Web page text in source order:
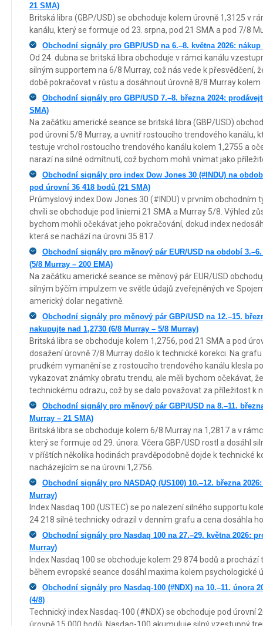
21 SMA)
Britská libra (GBP/USD) se obchoduje kolem úrovně 1,3125 v
kanálu, který se formuje od 23. srpna, pod 21 SMA a pod 7/8
Obchodní signály pro GBP/USD na 6.–8. května 2026: nákup
Od 24. dubna se britská libra obchoduje v rámci kanálu
silným supportem na 6/8 Murray, což nás vede k přesvědčení,
době pokračovat v růstu a dosáhnout úrovně 8/8 Murray kolem
Obchodní signály pro GBP/USD 7.–8. března 2024:
SMA)
Na začátku americké seance se britská libra (GBP/USD)
pod úrovní 5/8 Murray, a uvnitř rostoucího trendového kanálu,
testuje vrchol rostoucího trendového kanálu kolem 1,2755 a
narazí na silné odmítnutí, což bychom mohli vnímat jako
Obchodní signály pro index Dow Jones 30 (#INDU) na
pod úrovní 36 418 bodů (21 SMA)
Průmyslový index Dow Jones 30 (#INDU) v prvním obchodním
chvíli se obchoduje pod liniemi 21 SMA a Murray 5/8. Výhled
bychom mohli očekávat jeho pokračování, dokud index
která se nachází na úrovni 35 817.
Obchodní signály pro měnový pár EUR/USD na období
(5/8 Murray – 200 EMA)
Na začátku americké seance se měnový pár EUR/USD
silným býčím impulzem ve světle údajů zveřejněných ve
americký dolar negativně.
Obchodní signály pro měnový pár GBP/USD na 12.–15.
nakupujte nad 1,2730 (6/8 Murray – 5/8 Murray)
Britská libra se obchoduje kolem 1,2756, pod 21 SMA a pod
dosažení úrovně 7/8 Murray došlo k technické korekci. Na
prudkém vymanění se z rostoucího trendového kanálu klesla
vykazovat známky obratu trendu, ale měli bychom očekávat,
technickému odrazu, což by se dalo považovat za příležitost k
Obchodní signály pro měnový pár GBP/USD na 8.–11.
Murray – 21 SMA)
Britská libra se obchoduje kolem 6/8 Murray na 1,2817 a v
který se formuje od 29. února. Včera GBP/USD rostl a dosáhl
v příštích několika hodinách pravděpodobně dojde k technické
nacházejícím se na úrovni 1,2756.
Obchodní signály pro NASDAQ (US100) 10.–12. března
Murray)
Index Nasdaq 100 (USTEC) se po nalezení silného supportu
24 218 silně technicky odrazil v denním grafu a cena dosáhla
Obchodní signály pro Nasdaq 100 na 27.–29. května 2026:
Murray)
Index Nasdaq 100 se obchoduje kolem 29 874 bodů a
během evropské seance dosáhl maxima kolem psychologické
Obchodní signály pro Nasdaq-100 (#NDX) na 10.–11. února
(4/8)
Technický index Nasdaq-100 (#NDX) se obchoduje pod úrovní
úrovně 15 000 bodů. Nasdaq-100 akumuluje silný vzestupný